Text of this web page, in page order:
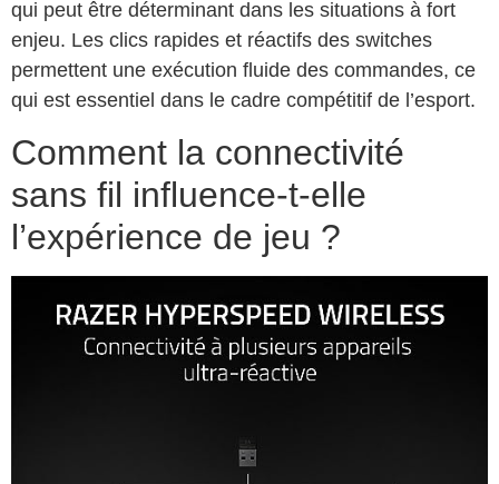
qui peut être déterminant dans les situations à fort
enjeu. Les clics rapides et réactifs des switches
permettent une exécution fluide des commandes, ce
qui est essentiel dans le cadre compétitif de l’esport.
Comment la connectivité
sans fil influence-t-elle
l’expérience de jeu ?